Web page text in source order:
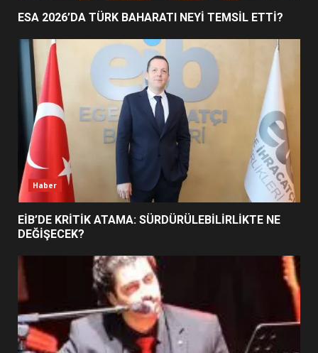
5
UZATILDI: NE DEĞİŞTİ?
6
BURHANİYE SATRANÇ
TURNUVASI KAYITLARI NEYİ
DEĞİŞTİRİYOR?
BURHANİYE BELEDİYESPOR’DA
YENİ YÖNETİM NASIL
ESA 2026’DA TÜRK BAHARATI NEYİ TEMSİL ETTİ?
Haber
EİB’DE KRİTİK ATAMA: SÜRDÜRÜLEBİLİRLİKTE NE
DEĞİŞECEK?